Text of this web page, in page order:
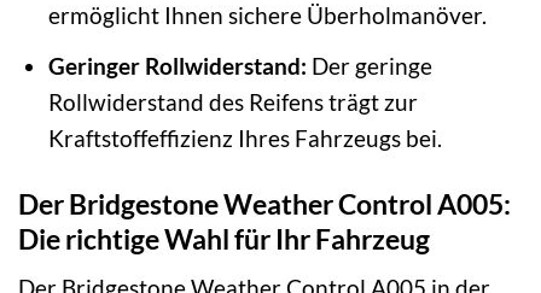
ermöglicht Ihnen sichere Überholmanöver.
Geringer Rollwiderstand: Der geringe
Rollwiderstand des Reifens trägt zur
Kraftstoffeffizienz Ihres Fahrzeugs bei.
Der Bridgestone Weather Control A005:
Die richtige Wahl für Ihr Fahrzeug